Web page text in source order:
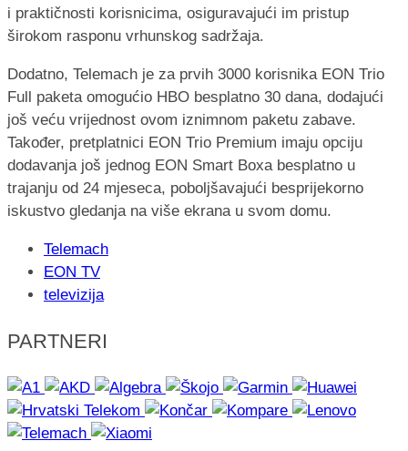
i praktičnosti korisnicima, osiguravajući im pristup
širokom rasponu vrhunskog sadržaja.
Dodatno, Telemach je za prvih 3000 korisnika EON Trio
Full paketa omogućio HBO besplatno 30 dana, dodajući
još veću vrijednost ovom iznimnom paketu zabave.
Također, pretplatnici EON Trio Premium imaju opciju
dodavanja još jednog EON Smart Boxa besplatno u
trajanju od 24 mjeseca, poboljšavajući besprijekorno
iskustvo gledanja na više ekrana u svom domu.
Telemach
EON TV
televizija
PARTNERI